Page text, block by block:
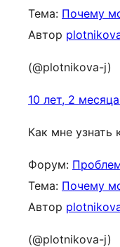
Тема: Почему
Автор
(@plotnikova-j)
10 лет, 2
Как мне узнать
Форум:
Тема: Почему
Автор
(@plotnikova-j)